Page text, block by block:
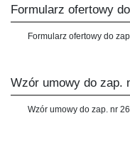
Formularz ofertowy
Formularz ofertowy do
Wzór umowy do zap.
Wzór umowy do zap. nr 26